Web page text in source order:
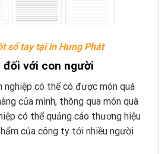
sổ tay tại in Hưng Phát
với con người
nghiệp có thể có được món quà
của mình, thông qua món quà
có thể quảng cáo thương hiệu
của công ty tới nhiều người